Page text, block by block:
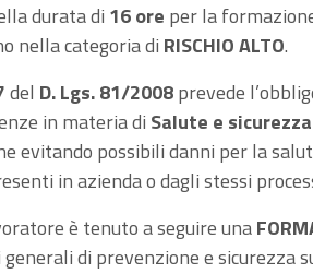
durata di 16 ore per la
nella categoria di RISCHIO ALTO.
del D. Lgs. 81/2008prevede
in materia di Salute e
evitando possibili danni per la
in azienda o dagli stessi
è tenuto a seguire una
di prevenzione e sicurezza